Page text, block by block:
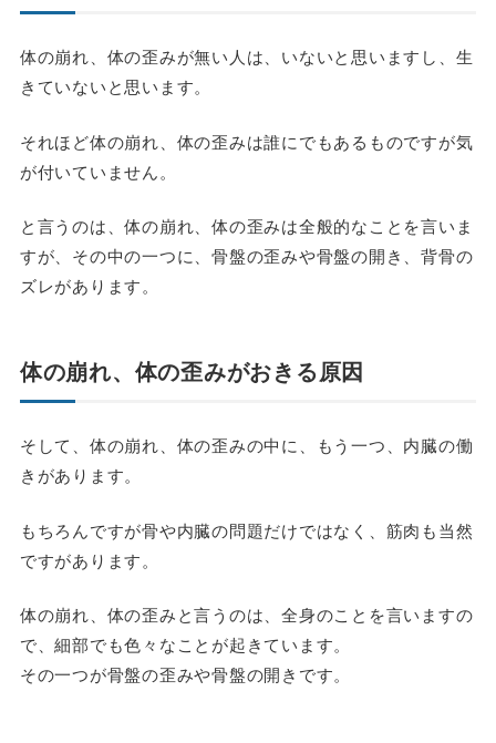
体の崩れ、体の歪みが無い人は、いないと思いますし、生
きていないと思います。
それほど体の崩れ、体の歪みは誰にでもあるものですが気
が付いていません。
と言うのは、体の崩れ、体の歪みは全般的なことを言いま
すが、その中の一つに、骨盤の歪みや骨盤の開き、背骨の
ズレがあります。
体の崩れ、体の歪みがおきる原因
そして、体の崩れ、体の歪みの中に、もう一つ、内臓の働
きがあります。
もちろんですが骨や内臓の問題だけではなく、筋肉も当然
ですがあります。
体の崩れ、体の歪みと言うのは、全身のことを言いますの
で、細部でも色々なことが起きています。
その一つが骨盤の歪みや骨盤の開きです。